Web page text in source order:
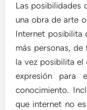
Las posibilidades
una obra de arte
Internet posibilita
más personas,
la vez posibilita el
expresión para
conocimiento.
que internet no